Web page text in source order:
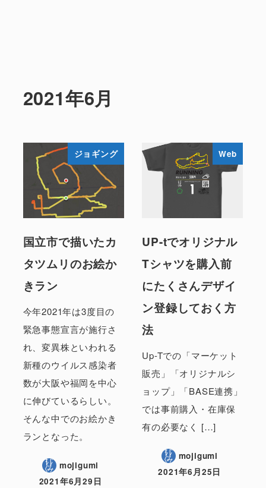
2021年6月
ジョギング
国立市で描いたカ
タツムリのお絵か
きラン
今年2021年は3度目の
緊急事態宣言が施行さ
れ、変異株といわれる
新種のウイルス感染者
数が大阪や福岡を中心
に伸びているらしい。
そんな中でのお絵かき
ランとなった。
mojigumi
2021年6月29日
Web
UP-tでオリジナル
Tシャツを購入前
にたくさんデザイ
ン登録しておく方
法
Up-Tでの「マーケット
販売」「オリジナルシ
ョップ」「BASE連携」
では事前購入・在庫保
有の必要なく […]
mojigumi
2021年6月25日